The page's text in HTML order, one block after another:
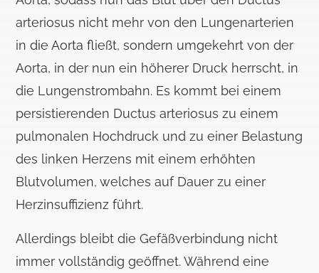
arteriosus nicht mehr von den Lungenarterien
in die Aorta fließt, sondern umgekehrt von der
Aorta, in der nun ein höherer Druck herrscht, in
die Lungenstrombahn. Es kommt bei einem
persistierenden Ductus arteriosus zu einem
pulmonalen Hochdruck und zu einer Belastung
des linken Herzens mit einem erhöhten
Blutvolumen, welches auf Dauer zu einer
Herzinsuffizienz führt.
Allerdings bleibt die Gefäßverbindung nicht
immer vollständig geöffnet. Während eine